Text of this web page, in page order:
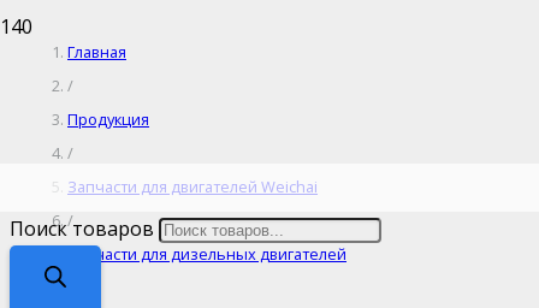
Поиск товаров
Главная
/
Продукция
/
Запчасти для двигателей Weichai
/
Запчасти для дизельных двигателей